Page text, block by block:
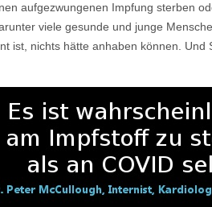
aufgezwungenen Impfung sterben
viele gesunde und junge
ist, nichts hätte anhaben können. Und